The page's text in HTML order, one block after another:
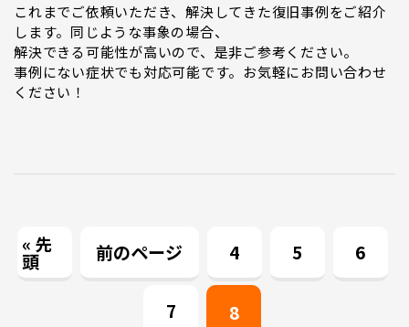
これまでご依頼いただき、解決してきた復旧事例をご紹介
します。同じような事象の場合、
解決できる可能性が高いので、是非ご参考ください。
事例にない症状でも対応可能です。お気軽にお問い合わせ
ください！
« 先
頭 前のページ 4 5 6
7 8